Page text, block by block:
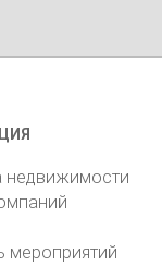
недвижимости
мероприятий